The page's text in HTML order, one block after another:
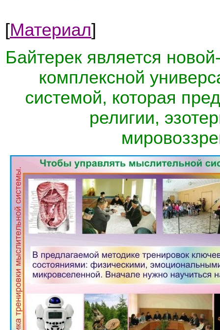
[Материал]
Байтерек является
комплексной
системой, которая
религии,